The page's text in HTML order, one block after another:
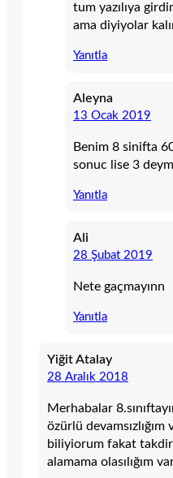
tum yazılıya
ama diyiyolar
Yanıtla
Aleyna
13 Ocak 2019
Benim 8 sinifta
sonuc lise 3
Yanıtla
Ali
28 Şubat 2019
Nete gaçmayınn
Yanıtla
Yiğit Atalay
28 Aralık 2018
Merhabalar
özürlü devamsızlığım
biliyiorum fakat
alamama olasılığım